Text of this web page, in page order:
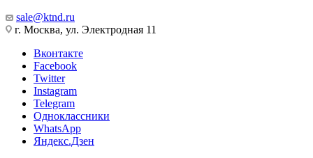
sale@ktnd.ru
г. Москва, ул. Электродная 11
Вконтакте
Facebook
Twitter
Instagram
Telegram
Одноклассники
WhatsApp
Яндекс.Дзен